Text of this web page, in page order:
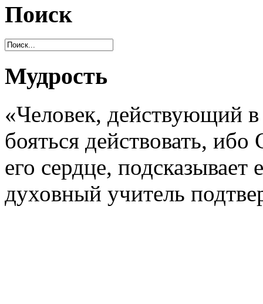
Поиск
Мудрость
«Человек, действующий
бояться действовать,
его сердце, подсказывает
духовный учитель